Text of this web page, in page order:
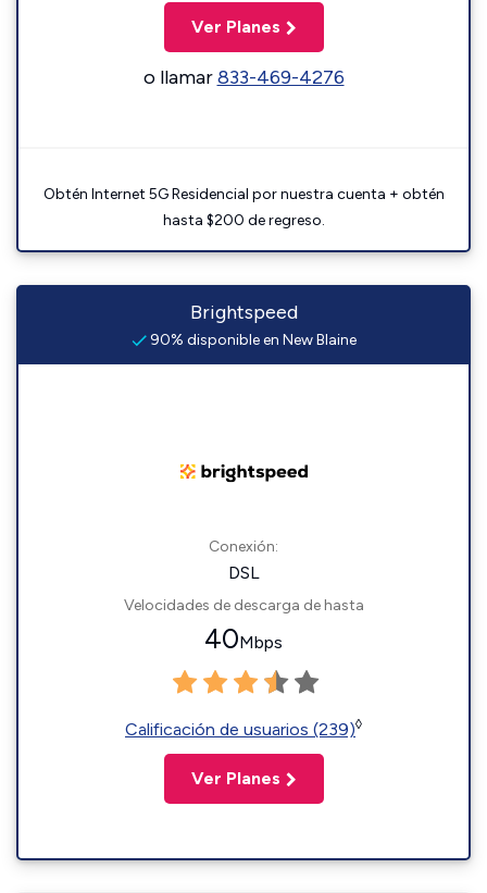
Ver Planes
o llamar833-469-4276
Obtén Internet 5G Residencial por nuestra cuenta + obtén
hasta $200 de regreso.
Brightspeed
90% disponible en New Blaine
Conexión:
DSL
Velocidades de descarga de hasta
40Mbps
Calificación de usuarios (239)◊
Ver Planes